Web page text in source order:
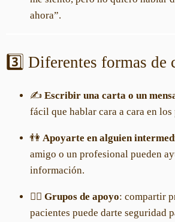
ahora”.
3️⃣ Diferentes formas de
✍️ Escribir una carta o un
fácil que hablar cara a cara en
👫 Apoyarte en alguien
amigo o un profesional pueden
información.
👩‍⚕️ Grupos de apoyo: compartir
pacientes puede darte seguridad